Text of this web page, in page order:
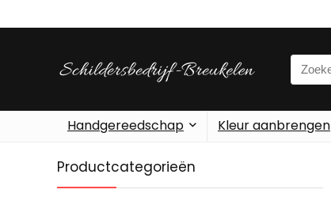
Search
for:
Handgereedschap Kleur aanbrengen
Productcategorieën